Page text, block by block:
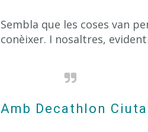
Sembla que les coses van
conèixer. I nosaltres,
Amb Decathlon